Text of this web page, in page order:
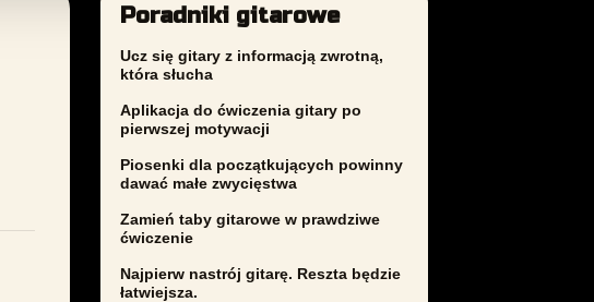
Poradniki gitarowe
Ucz się gitary z informacją zwrotną,
która słucha
Aplikacja do ćwiczenia gitary po
pierwszej motywacji
Piosenki dla początkujących powinny
dawać małe zwycięstwa
Zamień taby gitarowe w prawdziwe
ćwiczenie
Najpierw nastrój gitarę. Reszta będzie
łatwiejsza.